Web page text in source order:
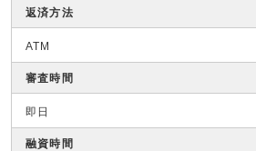
返済方法
ATM
審査時間
即日
融資時間